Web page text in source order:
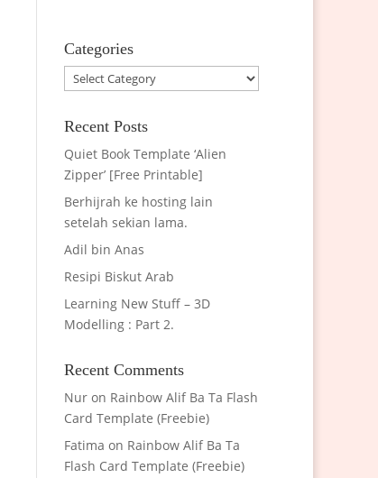
Categories
Categories
Recent Posts
Quiet Book Template ‘Alien
Zipper’ [Free Printable]
Berhijrah ke hosting lain
setelah sekian lama.
Adil bin Anas
Resipi Biskut Arab
Learning New Stuff – 3D
Modelling : Part 2.
Recent Comments
Nur on Rainbow Alif Ba Ta Flash
Card Template (Freebie)
Fatima on Rainbow Alif Ba Ta
Flash Card Template (Freebie)